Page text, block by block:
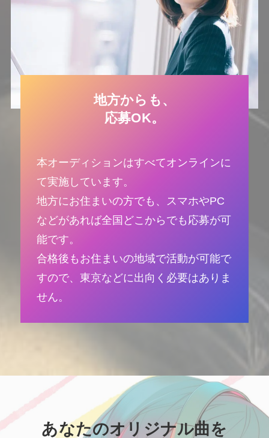
地方からも、
応募OK。
本オーディションはすべてオンラインに
て実施しています。
地方にお住まいの方でも、スマホやPC
などがあれば全国どこからでも応募が可
能です。
合格後もお住まいの地域で活動が可能で
すので、東京などに出向く必要はありま
せん。
あなたのオリジナル曲を